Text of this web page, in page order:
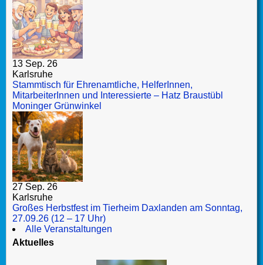
13 Sep. 26
Karlsruhe
Stammtisch für Ehrenamtliche, HelferInnen,
MitarbeiterInnen und Interessierte – Hatz Braustübl
Moninger Grünwinkel
27 Sep. 26
Karlsruhe
Großes Herbstfest im Tierheim Daxlanden am Sonntag,
27.09.26 (12 – 17 Uhr)
Alle Veranstaltungen
Aktuelles